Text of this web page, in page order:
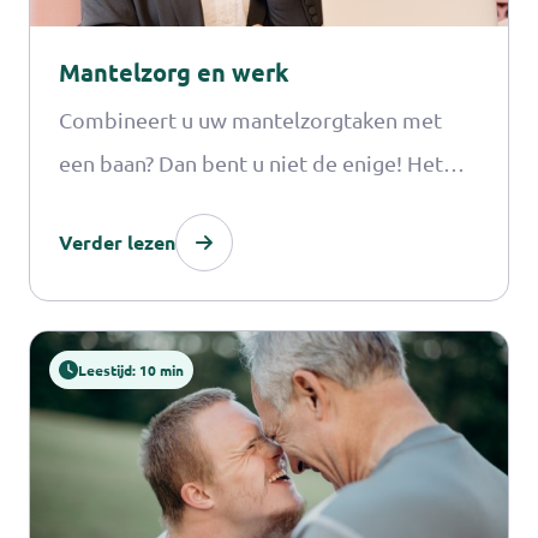
Mantelzorg en werk
Combineert u uw mantelzorgtaken met
een baan? Dan bent u niet de enige! Het
om de balans tussen de zorg voor uw
behouden.
Verder lezen
Leestijd: 10 min